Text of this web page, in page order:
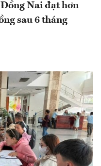
Nai đạt hơn
sau 6 tháng